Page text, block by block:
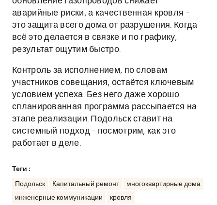
аварийные риски, а качественная кровля -
это защита всего дома от разрушения. Когда
всё это делается в связке и по графику,
результат ощутим быстро.
Контроль за исполнением, по словам
участников совещания, остаётся ключевым
условием успеха. Без него даже хорошо
спланированная программа рассыпается на
этапе реализации. Подольск ставит на
системный подход - посмотрим, как это
работает в деле.
Теги :
Подольск Капитальный ремонт
многоквартирные дома
инженерные коммуникации
кровля